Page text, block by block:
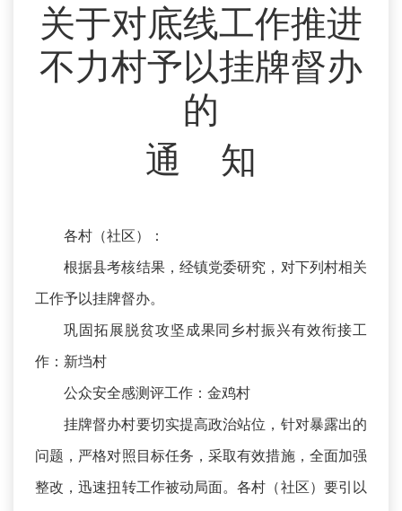
关于对底线工作推进
不力村予以挂牌督办
的
通 知
各村（社区）：
根据县考核结果，经镇党委研究，对下列村相关
工作予以挂牌督办。
巩固拓展脱贫攻坚成果同乡村振兴有效衔接工
作：新垱村
公众安全感测评工作：金鸡村
挂牌督办村要切实提高政治站位，针对暴露出的
问题，严格对照目标任务，采取有效措施，全面加强
整改，迅速扭转工作被动局面。各村（社区）要引以